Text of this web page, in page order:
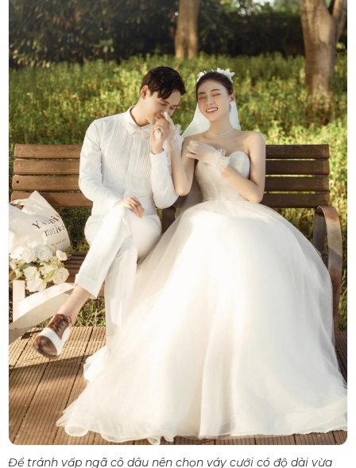
Để tránh vấp ngã cô dâu nên chọn váy cưới có độ dài vừa